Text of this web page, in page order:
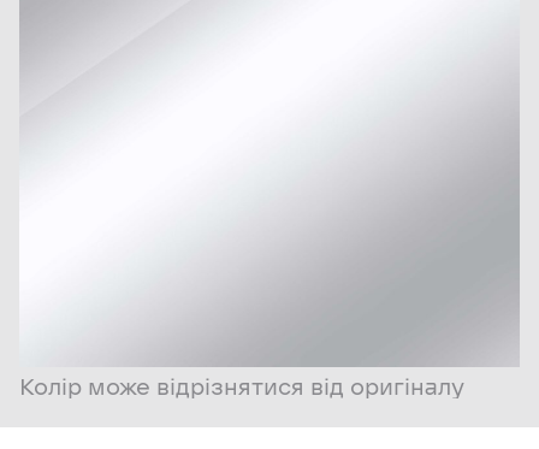
Колір може відрізнятися від оригіналу